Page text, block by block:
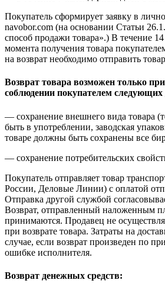
Покупатель сформирует заявку в
navobor.com (на основании Статьи
способ продажи товара».) В течение
момента получения товара
на возврат необходимо отправить
Возврат товара возможен только
соблюдении покупателем следующих
— сохранение внешнего вида товара
быть в употреблении, заводская
товаре должны быть сохранены все
— сохранение потребительских
Покупатель отправляет товар
России, Деловые Линии) с оплатой
Отправка другой службой
Возврат, отправленный наложенным
принимаются. Продавец не
при возврате товара. Затраты на
случае, если возврат произведен по
ошибке исполнителя.
Возврат денежных средств: